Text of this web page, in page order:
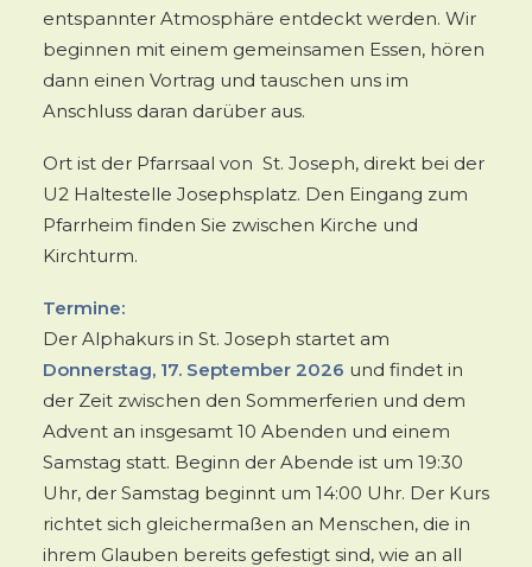
entspannter Atmosphäre entdeckt werden. Wir
beginnen mit einem gemeinsamen Essen, hören
dann einen Vortrag und tauschen uns im
Anschluss daran darüber aus.
Ort ist der Pfarrsaal von St. Joseph, direkt bei der
U2 Haltestelle Josephsplatz. Den Eingang zum
Pfarrheim finden Sie zwischen Kirche und
Kirchturm.
Termine:
Der Alphakurs in St. Joseph startet am
Donnerstag, 17. September 2026 und findet in
der Zeit zwischen den Sommerferien und dem
Advent an insgesamt 10 Abenden und einem
Samstag statt. Beginn der Abende ist um 19:30
Uhr, der Samstag beginnt um 14:00 Uhr. Der Kurs
richtet sich gleichermaßen an Menschen, die in
ihrem Glauben bereits gefestigt sind, wie an all